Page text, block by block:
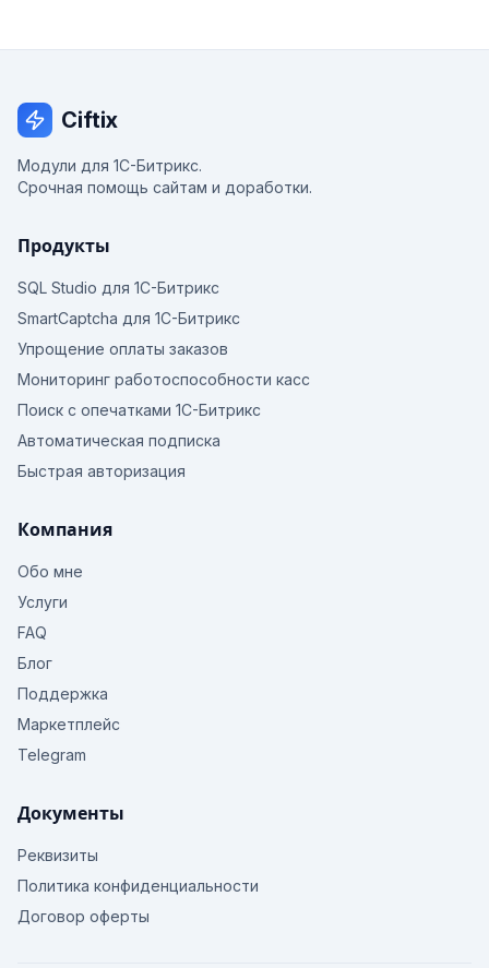
Ciftix
Модули для 1С-Битрикс.
Срочная помощь сайтам и доработки.
Продукты
SQL Studio для 1С-Битрикс
SmartCaptcha для 1С-Битрикс
Упрощение оплаты заказов
Мониторинг работоспособности касс
Поиск с опечатками 1С-Битрикс
Автоматическая подписка
Быстрая авторизация
Компания
Обо мне
Услуги
FAQ
Блог
Поддержка
Маркетплейс
Telegram
Документы
Реквизиты
Политика конфиденциальности
Договор оферты